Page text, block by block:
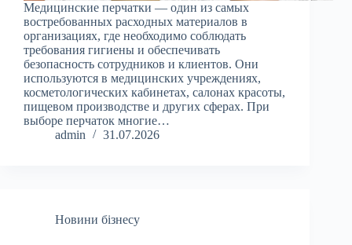
Медицинские перчатки — один из самых
востребованных расходных материалов в
организациях, где необходимо соблюдать
требования гигиены и обеспечивать
безопасность сотрудников и клиентов. Они
используются в медицинских учреждениях,
косметологических кабинетах, салонах красоты,
пищевом производстве и других сферах. При
выборе перчаток многие…
admin
31.07.2026
Новини бізнесу